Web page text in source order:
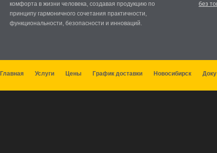
комфорта в жизни человека, создавая продукцию по
принципу гармоничного сочетания практичности,
функциональности, безопасности и инноваций.
без
Главная Услуги Цены График доставки Новосибирск